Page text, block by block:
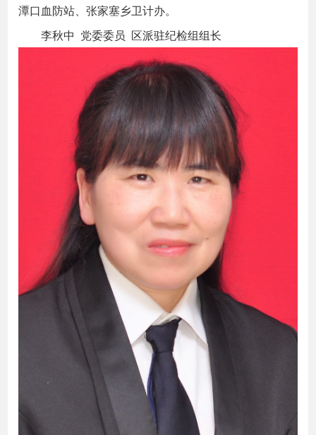
潭口血防站、张家塞乡卫计办。
李秋中 党委委员 区派驻纪检组组长